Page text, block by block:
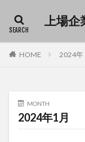
上場企
HOME 2024年
MONTH
2024年1月
ファッション